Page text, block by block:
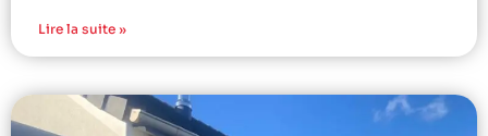
Lire la suite »